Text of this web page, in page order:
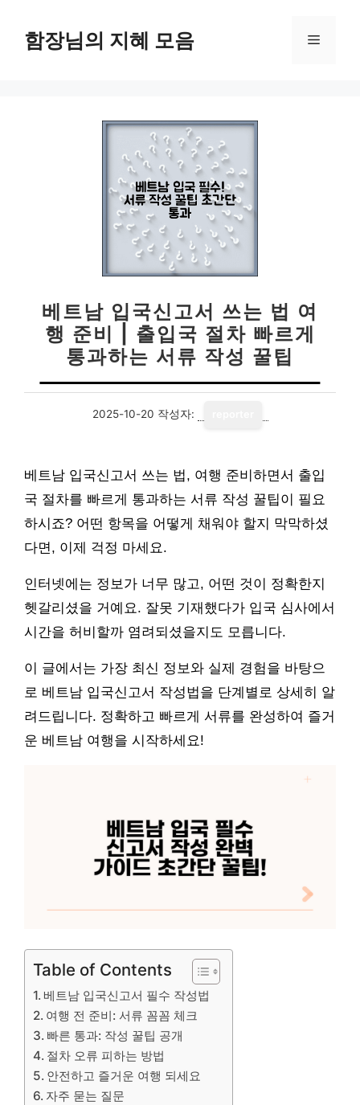
함장님의 지혜 모음 메
베트남 입국신고서 쓰는 법 여
행 준비 | 출입국 절차 빠르게
통과하는 서류 작성 꿀팁
2025-10-20 작성자:
베트남 입국신고서 쓰는 법, 여행 준비하면서 출입
국 절차를 빠르게 통과하는 서류 작성 꿀팁이 필요
하시죠? 어떤 항목을 어떻게 채워야 할지 막막하셨
다면, 이제 걱정 마세요.
인터넷에는 정보가 너무 많고, 어떤 것이 정확한지
헷갈리셨을 거예요. 잘못 기재했다가 입국 심사에서
시간을 허비할까 염려되셨을지도 모릅니다.
이 글에서는 가장 최신 정보와 실제 경험을 바탕으
로 베트남 입국신고서 작성법을 단계별로 상세히 알
려드립니다. 정확하고 빠르게 서류를 완성하여 즐거
운 베트남 여행을 시작하세요!
Table of Contents
베트남 입국신고서 필수 작성법
여행 전 준비: 서류 꼼꼼 체크
빠른 통과: 작성 꿀팁 공개
절차 오류 피하는 방법
안전하고 즐거운 여행 되세요
자주 묻는 질문